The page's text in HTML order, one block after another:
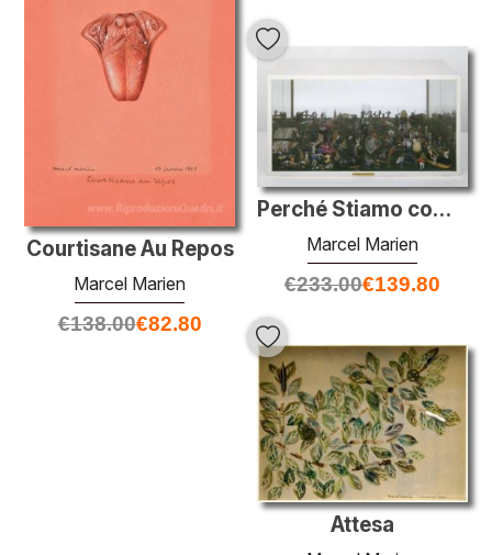
Courtisane Au Repos
Marcel Marien
€138.00€82.80
Perché Stiamo combattendo
Marcel Marien
€233.00€139.80
Attesa